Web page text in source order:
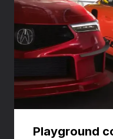
Playground